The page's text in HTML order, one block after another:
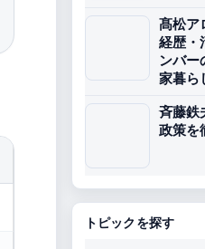
髙松ア
経歴・
ンバー
家暮ら
斉藤鉄
政策を
トピックを探す